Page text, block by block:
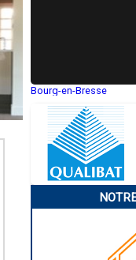
Bourg-en-Bresse
Montluçon
Manosque
Gap
Charleville-Mézières
Pamiers
Narbonne